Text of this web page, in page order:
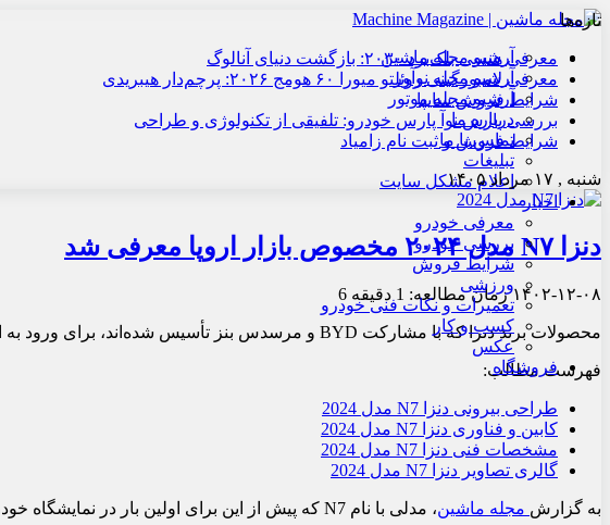
آرشیو مجله ماشین
آرشیو مجله نوآور
آرشیو مجله موتور
درباره ما
تماس با ما
تبلیغات
اعلام مشکل سایت
اخبار
معرفی خودرو
بررسی خودرو
شرایط فروش
ورزشی
تعمیرات و نکات فنی خودرو
کسب و کار
عکس
فروشگاه
تازه‌ها
معرفی هنسی بلک‌برد ۲۰۳۰: بازگشت دنیای آنالوگ
معرفی لامبورگینی روئلتو میورا ۶۰ هومج ۲۰۲۶: پرچم‌دار هیبریدی
شرایط فروش سایپا
بررسی پارس نوآ پارس خودرو: تلفیقی از تکنولوژی و طراحی
شرایط فروش و ثبت نام زامیاد
شنبه , ۱۷ مرداد ۱۴۰۵
دنزا N۷ مدل ۲۰۲۴ مخصوص بازار اروپا معرفی شد
۱۴۰۲-۱۲-۰۸زمان مطالعه: 1 دقیقه
محصولات برند دنزا که با مشارکت BYD و مرسدس بنز تأسیس شده‌اند، برای ورود به اروپا آماده می شوند.
فهرست مطالب:
طراحی بیرونی دنزا N7 مدل 2024
کابین و فناوری دنزا N7 مدل 2024
مشخصات فنی دنزا N7 مدل 2024
گالری تصاویر دنزا N7 مدل 2024
به گزارش مجله ماشین، مدلی با نام N7 که پیش از این برای اولین بار در نمایشگاه خودرو شانگهای به نمایش درآمده بود، در نمایشگاه خودروی ژنو با کاربران اروپایی دیدار کرد.